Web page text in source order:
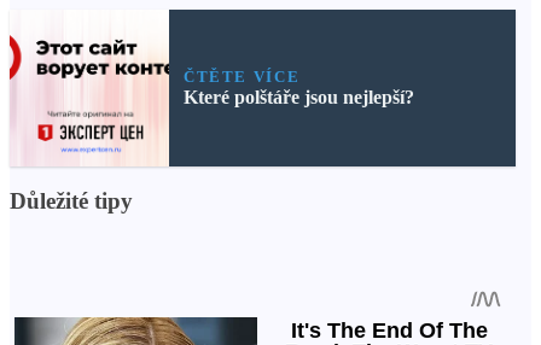
ČTĚTE VÍCE
Které polštáře jsou nejlepší?
Důležité tipy